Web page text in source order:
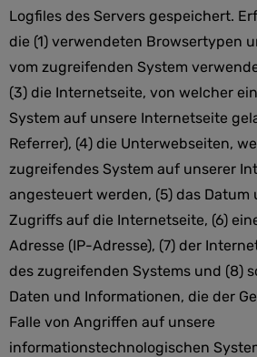
Logfiles des Servers gespeichert.
die (1) verwendeten Browsertypen
vom zugreifenden System
(3) die Internetseite, von welcher
System auf unsere Internetseite
Referrer), (4) die Unterwebseiten,
zugreifendes System auf unserer
angesteuert werden, (5) das Datum
Zugriffs auf die Internetseite, (6)
Adresse (IP-Adresse), (7) der
des zugreifenden Systems und (8)
Daten und Informationen, die der
Falle von Angriffen auf unsere
informationstechnologischen